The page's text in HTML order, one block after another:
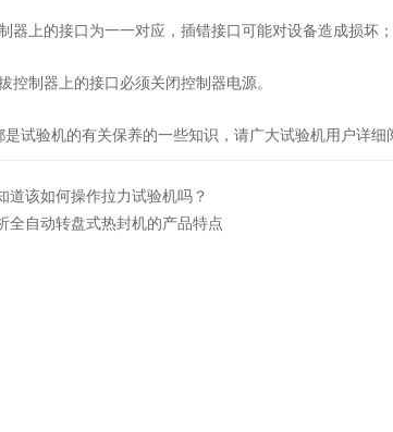
上的接口为一一对应，插错接口可能对设备造成损坏；
制器上的接口必须关闭控制器电源。
验机的有关保养的一些知识，请广大试验机用户详细
道该如何操作拉力试验机吗？
全自动转盘式热封机的产品特点